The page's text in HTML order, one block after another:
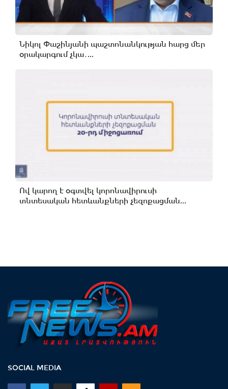
Նիկոլ Փաշինյանի պաշտոնանկության հարց մեր
օրակարգում չկա․...
Ով կարող է օգտվել կորոնավիրուսի
տնտեսական հետևանքների չեզոքացման...
SOCIAL MEDIA